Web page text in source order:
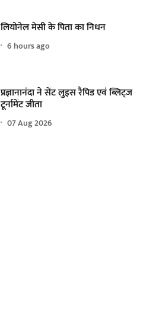
लियोनेल मेसी के पिता का निधन
6 hours ago
प्रज्ञानानंदा ने सेंट लुइस रैपिड एवं ब्लिट्ज
टूर्नामेंट जीता
07 Aug 2026